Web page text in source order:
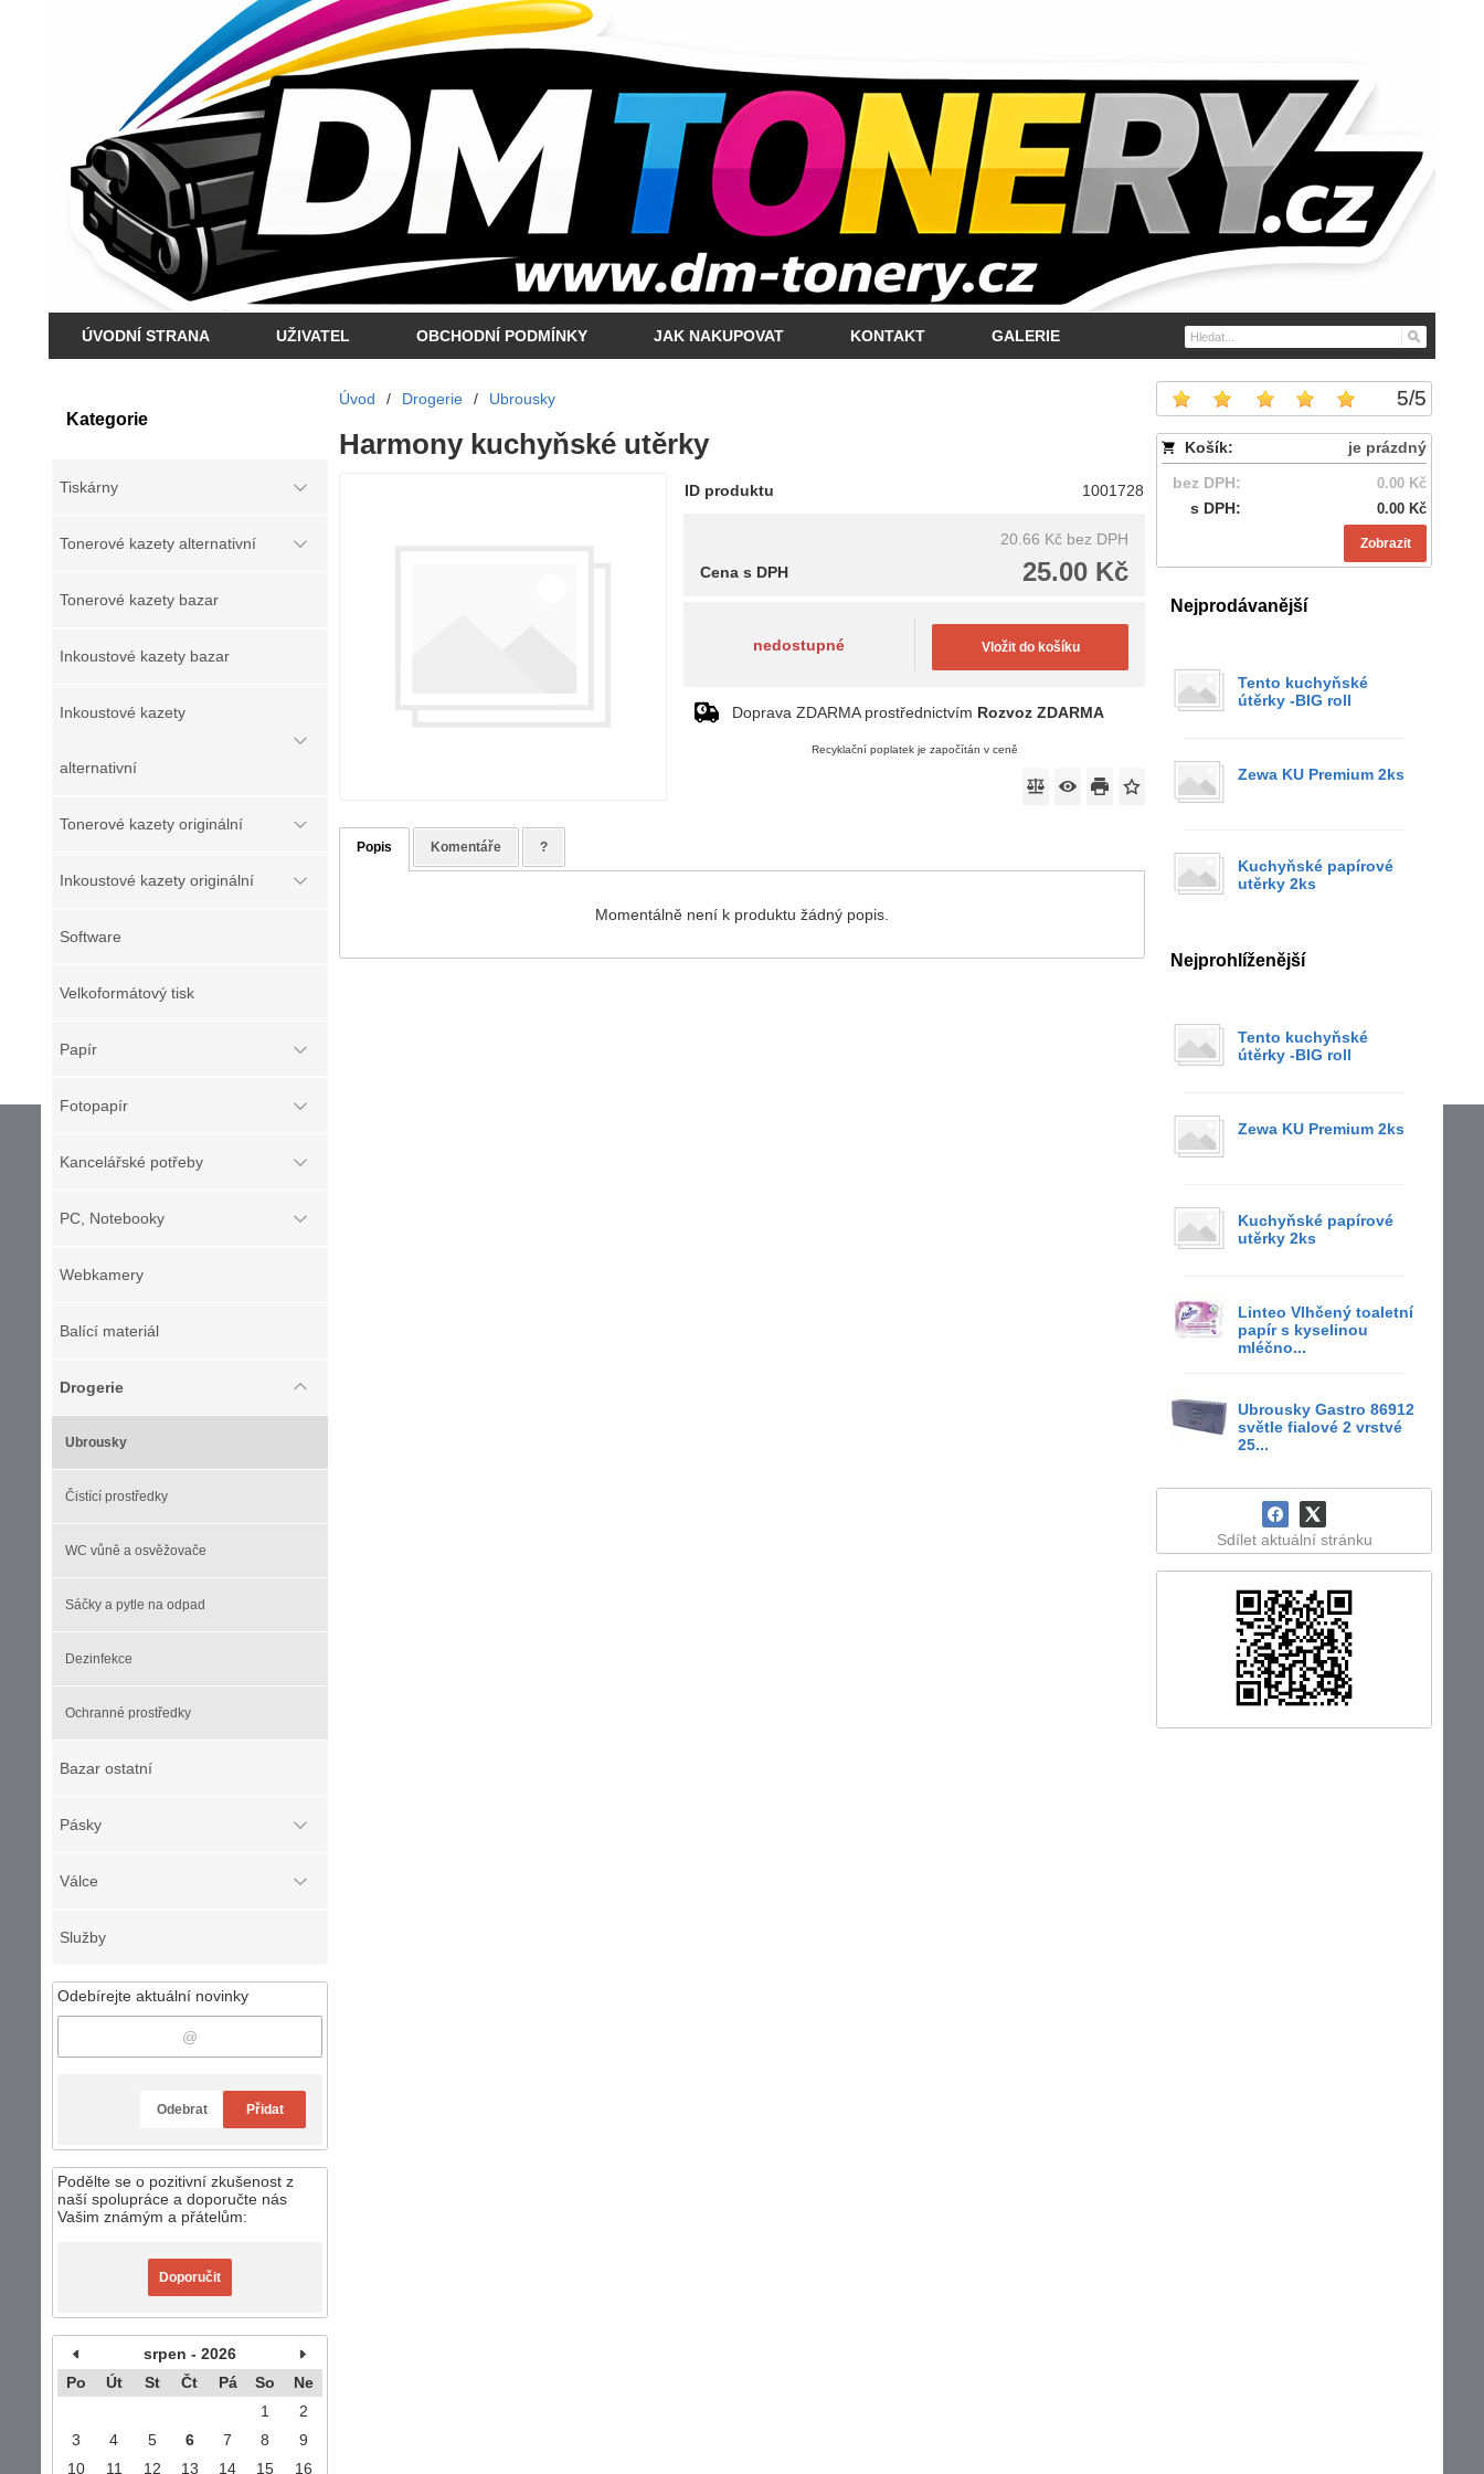
ÚVODNÍ STRANA UŽIVATEL OBCHODNÍ PODMÍNKY JAK NAKUPOVAT KONTAKT GALERIE
Kategorie
Tiskárny
Tonerové kazety alternativní
Tonerové kazety bazar
Inkoustové kazety bazar
Inkoustové kazety
alternativní
Tonerové kazety originální
Inkoustové kazety originální
Software
Velkoformátový tisk
Papír
Fotopapír
Kancelářské potřeby
PC, Notebooky
Webkamery
Balící materiál
Drogerie
Ubrousky
Čistící prostředky
WC vůně a osvěžovače
Sáčky a pytle na odpad
Dezinfekce
Ochranné prostředky
Bazar ostatní
Pásky
Válce
Služby
Odebírejte aktuální novinky
Odebrat Přidat
Podělte se o pozitivní zkušenost z
naší spolupráce a doporučte nás
Vašim známým a přátelům:
Doporučit
srpen - 2026
Po
Út St Čt Pá So
Ne
1
2
3
4 5 6 7 8
9
10
11 12 13 14 15 16
5/5
Košík:
je prázdný
bez DPH:
0.00 Kč
s DPH: 0.00 Kč
Zobrazit
Nejprodávanější
Tento kuchyňské
útěrky -BIG roll
Zewa KU Premium 2ks
Kuchyňské papírové
utěrky 2ks
Nejprohlíženější
Tento kuchyňské
útěrky -BIG roll
Zewa KU Premium 2ks
Kuchyňské papírové
utěrky 2ks
Linteo Vlhčený toaletní
papír s kyselinou
mléčno...
Ubrousky Gastro 86912
světle fialové 2 vrstvé
25...
Sdílet aktuální stránku
Úvod / Drogerie / Ubrousky
Harmony kuchyňské utěrky
ID produktu 1001728
20.66 Kč bez DPH
25.00 Kč
Cena s DPH
nedostupné Vložit do košíku
Doprava ZDARMA prostřednictvím Rozvoz ZDARMA
Recyklační poplatek je započítán v ceně
Popis Komentáře ?
Momentálně není k produktu žádný popis.